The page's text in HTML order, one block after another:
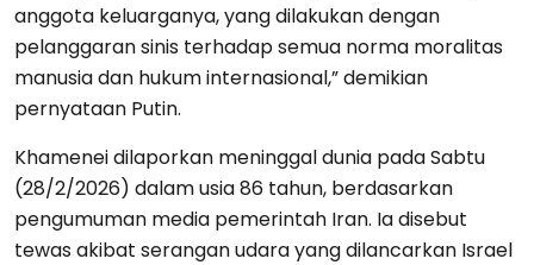
anggota keluarganya, yang dilakukan dengan
pelanggaran sinis terhadap semua norma moralitas
manusia dan hukum internasional,” demikian
pernyataan Putin.
Khamenei dilaporkan meninggal dunia pada Sabtu
(28/2/2026) dalam usia 86 tahun, berdasarkan
pengumuman media pemerintah Iran. Ia disebut
tewas akibat serangan udara yang dilancarkan Israel